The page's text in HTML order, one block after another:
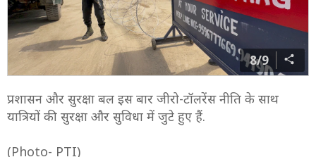
8/9
प्रशासन और सुरक्षा बल इस बार जीरो-टॉलरेंस नीति के साथ
यात्रियों की सुरक्षा और सुविधा में जुटे हुए हैं.